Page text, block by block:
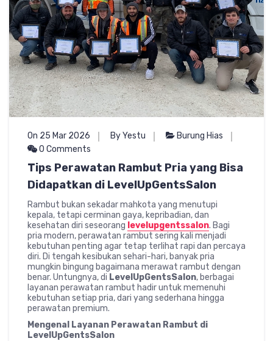
On 25 Mar 2026 By Yestu
Burung Hias
0 Comments
Tips Perawatan Rambut Pria yang Bisa
Didapatkan di LevelUpGentsSalon
Rambut bukan sekadar mahkota yang menutupi
kepala, tetapi cerminan gaya, kepribadian, dan
kesehatan diri seseorang levelupgentssalon. Bagi
pria modern, perawatan rambut sering kali menjadi
kebutuhan penting agar tetap terlihat rapi dan percaya
diri. Di tengah kesibukan sehari-hari, banyak pria
mungkin bingung bagaimana merawat rambut dengan
benar. Untungnya, di LevelUpGentsSalon, berbagai
layanan perawatan rambut hadir untuk memenuhi
kebutuhan setiap pria, dari yang sederhana hingga
perawatan premium.
Mengenal Layanan Perawatan Rambut di
LevelUpGentsSalon